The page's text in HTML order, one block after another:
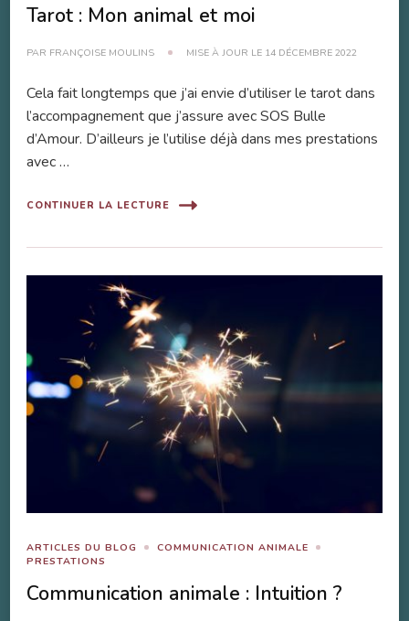
Tarot : Mon animal et moi
PAR FRANÇOISE MOULINS MISE À JOUR LE 14 DÉCEMBRE 2022
Cela fait longtemps que j’ai envie d’utiliser le tarot dans
l’accompagnement que j’assure avec SOS Bulle
d’Amour. D’ailleurs je l’utilise déjà dans mes prestations
avec …
CONTINUER LA LECTURE
ARTICLES DU BLOG
COMMUNICATION ANIMALE
PRESTATIONS
Communication animale : Intuition ?